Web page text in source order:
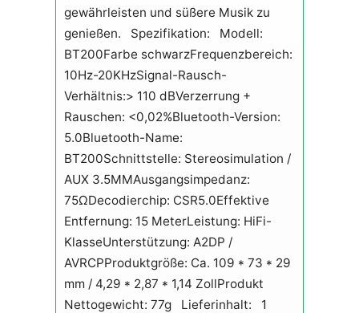
gewährleisten und süßere Musik zu
genießen. Spezifikation: Modell:
BT200Farbe schwarzFrequenzbereich:
10Hz-20KHzSignal-Rausch-
Verhältnis:> 110 dBVerzerrung +
Rauschen: <0,02%Bluetooth-Version:
5.0Bluetooth-Name:
BT200Schnittstelle: Stereosimulation /
AUX 3.5MMAusgangsimpedanz:
75ΩDecodierchip: CSR5.0Effektive
Entfernung: 15 MeterLeistung: HiFi-
KlasseUnterstützung: A2DP /
AVRCPProduktgröße: Ca. 109 * 73 * 29
mm / 4,29 * 2,87 * 1,14 ZollProdukt
Nettogewicht: 77g Lieferinhalt: 1